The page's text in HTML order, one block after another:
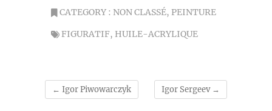
CATEGORY : NON CLASSÉ, PEINTURE
FIGURATIF, HUILE-ACRYLIQUE
← Igor Piwowarczyk Igor Sergeev →